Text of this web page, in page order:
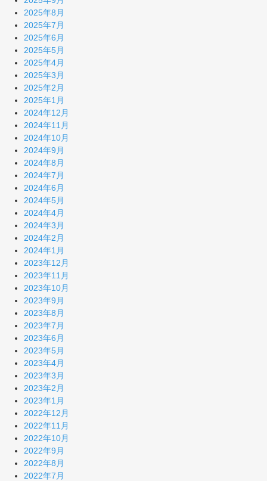
2025年8月
2025年7月
2025年6月
2025年5月
2025年4月
2025年3月
2025年2月
2025年1月
2024年12月
2024年11月
2024年10月
2024年9月
2024年8月
2024年7月
2024年6月
2024年5月
2024年4月
2024年3月
2024年2月
2024年1月
2023年12月
2023年11月
2023年10月
2023年9月
2023年8月
2023年7月
2023年6月
2023年5月
2023年4月
2023年3月
2023年2月
2023年1月
2022年12月
2022年11月
2022年10月
2022年9月
2022年8月
2022年7月